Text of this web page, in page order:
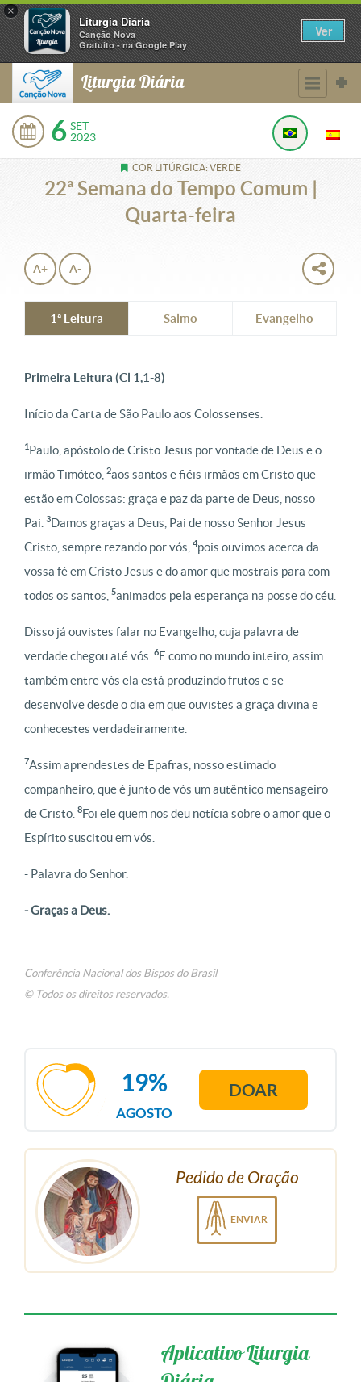
×
Liturgia Diária
Canção Nova
Gratuito - na Google Play
Ver
Liturgia Diária
6 SET
2023
COR LITÚRGICA: VERDE
22ª Semana do Tempo Comum |
Quarta-feira
A+ A-
1ª Leitura Salmo Evangelho
Primeira Leitura (Cl 1,1-8)
Início da Carta de São Paulo aos Colossenses.
1Paulo, apóstolo de Cristo Jesus por vontade de Deus e o
irmão Timóteo, 2aos santos e fiéis irmãos em Cristo que
estão em Colossas: graça e paz da parte de Deus, nosso
Pai. 3Damos graças a Deus, Pai de nosso Senhor Jesus
Cristo, sempre rezando por vós, 4pois ouvimos acerca da
vossa fé em Cristo Jesus e do amor que mostrais para com
todos os santos, 5animados pela esperança na posse do céu.
Disso já ouvistes falar no Evangelho, cuja palavra de
verdade chegou até vós. 6E como no mundo inteiro, assim
também entre vós ela está produzindo frutos e se
desenvolve desde o dia em que ouvistes a graça divina e
conhecestes verdadeiramente.
7Assim aprendestes de Epafras, nosso estimado
companheiro, que é junto de vós um autêntico mensageiro
de Cristo. 8Foi ele quem nos deu notícia sobre o amor que o
Espírito suscitou em vós.
- Palavra do Senhor.
- Graças a Deus.
Conferência Nacional dos Bispos do Brasil
© Todos os direitos reservados.
AGOSTO
19% DOAR
Pedido de Oração
ENVIAR
Aplicativo Liturgia